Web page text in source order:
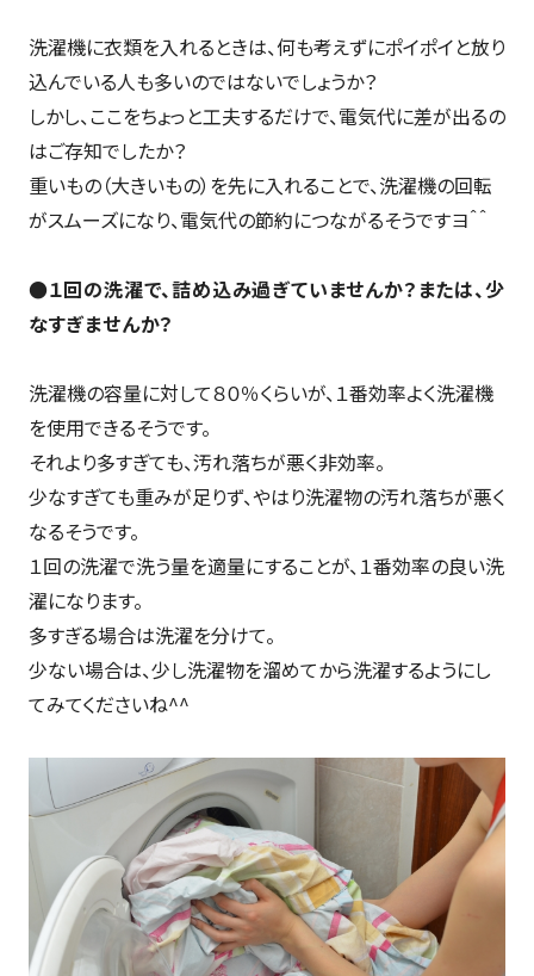
洗濯機に衣類を入れるときは、何も考えずにポイポイと放り
込んでいる人も多いのではないでしょうか？
しかし、ここをちょっと工夫するだけで、電気代に差が出るの
はご存知でしたか？
重いもの（大きいもの）を先に入れることで、洗濯機の回転
がスムーズになり、電気代の節約につながるそうですヨ＾＾
●１回の洗濯で、詰め込み過ぎていませんか？または、少
なすぎませんか？
洗濯機の容量に対して８０％くらいが、１番効率よく洗濯機
を使用できるそうです。
それより多すぎても、汚れ落ちが悪く非効率。
少なすぎても重みが足りず、やはり洗濯物の汚れ落ちが悪く
なるそうです。
１回の洗濯で洗う量を適量にすることが、１番効率の良い洗
濯になります。
多すぎる場合は洗濯を分けて。
少ない場合は、少し洗濯物を溜めてから洗濯するようにし
てみてくださいね^^